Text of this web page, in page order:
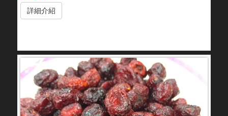
詳細介紹